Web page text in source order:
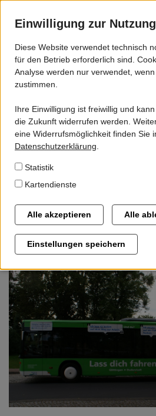
ZVSN - VSN
Gebiet
Gremien
Geschäftsstelle
Alternative Antriebsformen
Flexible Angebote im ÖPNV
Automatische Fahrgastzählung im
Verbandsgebietes
Fachveranstaltung: Wohin geht
des ÖPNV in bewegten Zeiten
Harz-nah-dran und HATIX
Landesbus 160
Mobilitätsmanagement
Nachtbusse
Tarifgutachten
Der ZVSN
Treffpunkt:
Seeburger Straße
Mit einem Infostand wird der
Verkehrsverbund Süd-Niedersachsen
Regionalbus-Haltestelle Ebergötzen
Montag, den 31.08.2020 in der Zeit
Landesbus informieren.
Einwilligung zur
Diese Website verwendet technisch
für den Betrieb erforderlich sind.
Analyse werden nur verwendet,
zustimmen.
Ihre Einwilligung ist freiwillig und
die Zukunft widerrufen werden.
eine Widerrufsmöglichkeit finden Sie
Datenschutzerklärung
Statistik
Kartendienste
Alle akzeptieren Alle
Einstellungen speichern